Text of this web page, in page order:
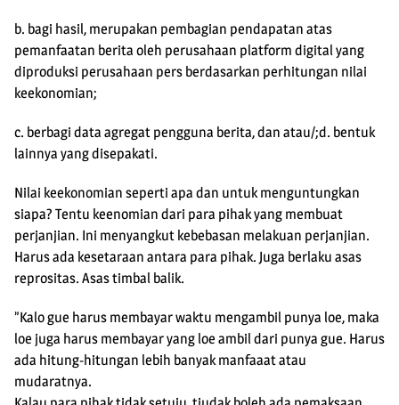
b. bagi hasil, merupakan pembagian pendapatan atas
pemanfaatan berita oleh perusahaan platform digital yang
diproduksi perusahaan pers berdasarkan perhitungan nilai
keekonomian;
c. berbagi data agregat pengguna berita, dan atau/;d. bentuk
lainnya yang disepakati.
Nilai keekonomian seperti apa dan untuk menguntungkan
siapa? Tentu keenomian dari para pihak yang membuat
perjanjian. Ini menyangkut kebebasan melakuan perjanjian.
Harus ada kesetaraan antara para pihak. Juga berlaku asas
reprositas. Asas timbal balik.
”Kalo gue harus membayar waktu mengambil punya loe, maka
loe juga harus membayar yang loe ambil dari punya gue. Harus
ada hitung-hitungan lebih banyak manfaaat atau
mudaratnya.